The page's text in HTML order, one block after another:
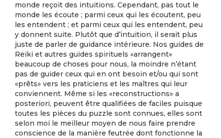
monde reçoit des intuitions. Cependant, pas tout le
monde les écoute ; parmi ceux qui les écoutent, peu
les entendent ; et parmi ceux qui les entendent, peu
y donnent suite. Plutôt que d’intuition, il serait plus
juste de parler de guidance intérieure. Nos guides de
Reiki et autres guides spirituels «arrangent»
beaucoup de choses pour nous, la moindre n’étant
pas de guider ceux qui en ont besoin et/ou qui sont
«prêts» vers les praticiens et les maîtres qui leur
conviennent. Même si les «reconstructions» a
posteriori, peuvent être qualifiées de faciles puisque
toutes les pièces du puzzle sont connues, elles sont
selon moi le meilleur moyen de nous faire prendre
conscience de la manière feutrée dont fonctionne la